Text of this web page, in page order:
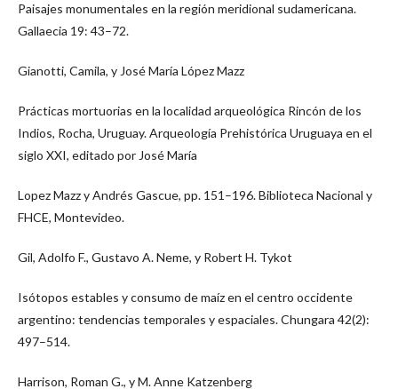
Paisajes monumentales en la región meridional sudamericana.
Gallaecia 19: 43–72.
Gianotti, Camila, y José María López Mazz
Prácticas mortuorias en la localidad arqueológica Rincón de los
Indios, Rocha, Uruguay. Arqueología Prehistórica Uruguaya en el
siglo XXI, editado por José María
Lopez Mazz y Andrés Gascue, pp. 151–196. Biblioteca Nacional y
FHCE, Montevideo.
Gil, Adolfo F., Gustavo A. Neme, y Robert H. Tykot
Isótopos estables y consumo de maíz en el centro occidente
argentino: tendencias temporales y espaciales. Chungara 42(2):
497–514.
Harrison, Roman G., y M. Anne Katzenberg